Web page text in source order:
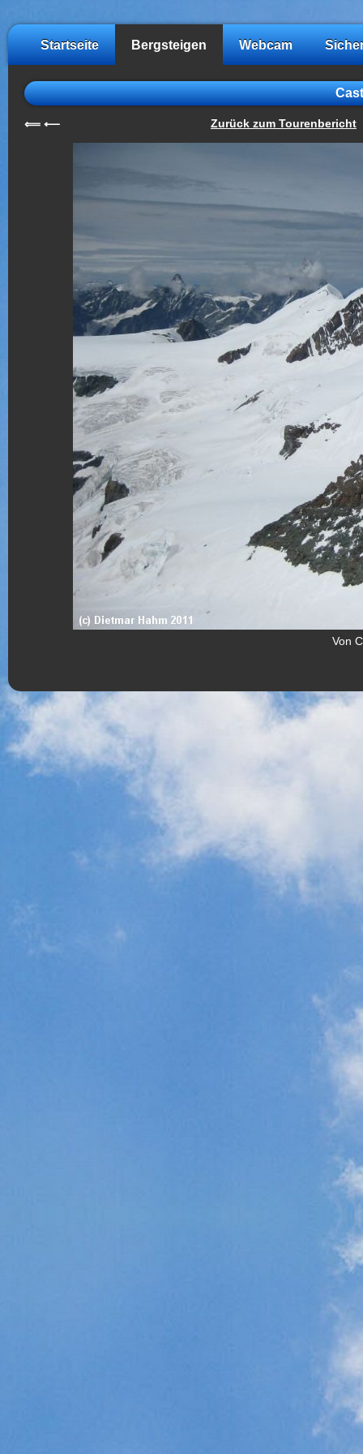
Startseite Bergsteigen Webcam
⟸ ⟵ Zurück zum Tourenbericht
Von